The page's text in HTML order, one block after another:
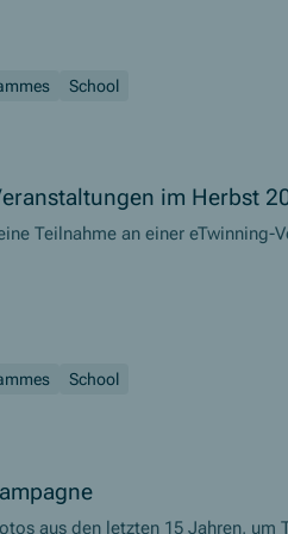
School
im Herbst
Teilnahme an einer eTwinning-
School
aus den letzten 15 Jahren,